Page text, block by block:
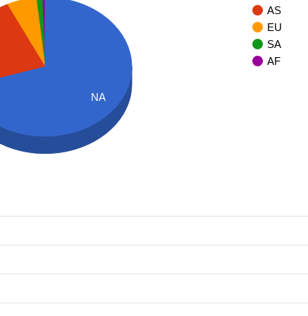
AS
EU
SA
AF
NA